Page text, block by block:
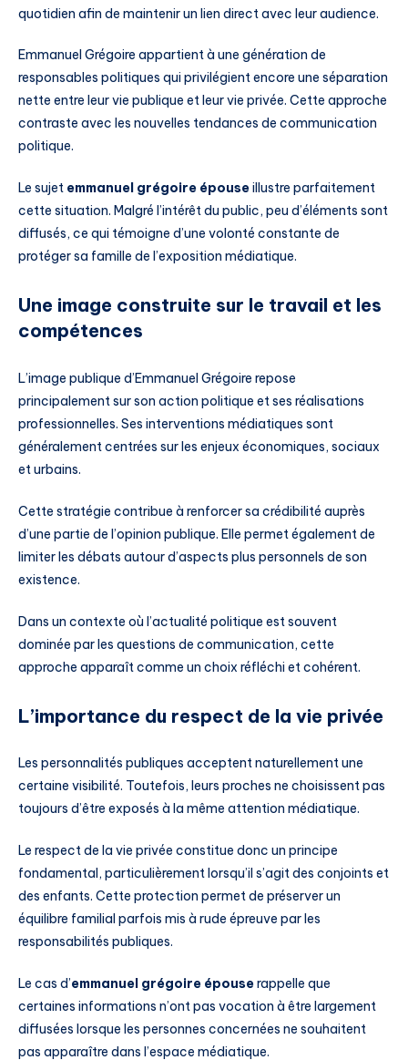
quotidien afin de maintenir un lien direct avec leur audience.
Emmanuel Grégoire appartient à une génération de
responsables politiques qui privilégient encore une séparation
nette entre leur vie publique et leur vie privée. Cette approche
contraste avec les nouvelles tendances de communication
politique.
Le sujet emmanuel grégoire épouseillustre parfaitement
cette situation. Malgré l’intérêt du public, peu d’éléments sont
diffusés, ce qui témoigne d’une volonté constante de
protéger sa famille de l’exposition médiatique.
Une image construite sur le travail et les
compétences
L’image publique d’Emmanuel Grégoire repose
principalement sur son action politique et ses réalisations
professionnelles. Ses interventions médiatiques sont
généralement centrées sur les enjeux économiques, sociaux
et urbains.
Cette stratégie contribue à renforcer sa crédibilité auprès
d’une partie de l’opinion publique. Elle permet également de
limiter les débats autour d’aspects plus personnels de son
existence.
Dans un contexte où l’actualité politique est souvent
dominée par les questions de communication, cette
approche apparaît comme un choix réfléchi et cohérent.
L’importance du respect de la vie privée
Les personnalités publiques acceptent naturellement une
certaine visibilité. Toutefois, leurs proches ne choisissent pas
toujours d’être exposés à la même attention médiatique.
Le respect de la vie privée constitue donc un principe
fondamental, particulièrement lorsqu’il s’agit des conjoints et
des enfants. Cette protection permet de préserver un
équilibre familial parfois mis à rude épreuve par les
responsabilités publiques.
Le cas d’emmanuel grégoire épouserappelle que
certaines informations n’ont pas vocation à être largement
diffusées lorsque les personnes concernées ne souhaitent
pas apparaître dans l’espace médiatique.